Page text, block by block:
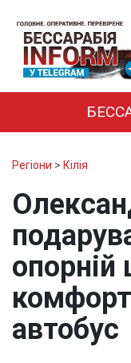
Регіони > Кілія
опорній
автобус